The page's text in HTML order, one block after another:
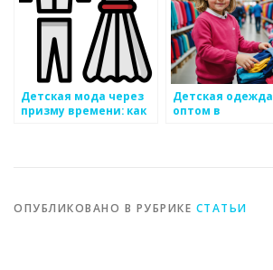
Детская мода через
призму времени: как
Детская одежда
оптом в
ОПУБЛИКОВАНО В РУБРИКЕ СТАТЬИ